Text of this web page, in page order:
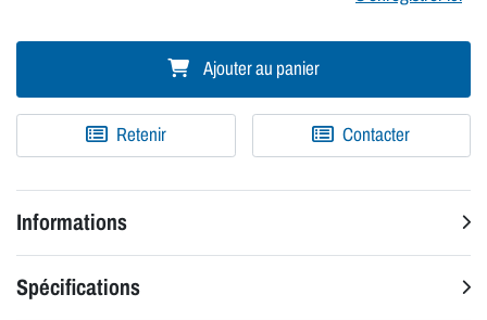
Ajouter au panier
Retenir Contacter
Informations
Spécifications